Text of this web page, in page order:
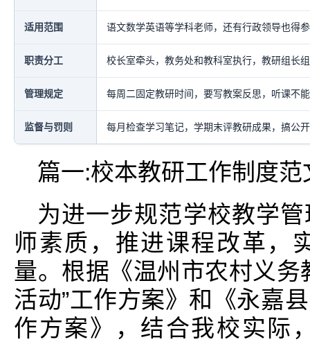
适用范围 语文数学英语等学科老师，还有行政领导也得
职责分工 校长室牵头，教务处和教科室执行，教研组长
管理规定 每周二固定教研时间，要写教案反思，听课不
监督与罚则 每月检查学习笔记，学期末评教研成果，搞公
篇一:校本教研工作制度范
为进一步规范学校教学
师素质，推进课程改革，
量。根据《温州市农村义务
活动”工作方案》和《永嘉
作方案》，结合我校实际